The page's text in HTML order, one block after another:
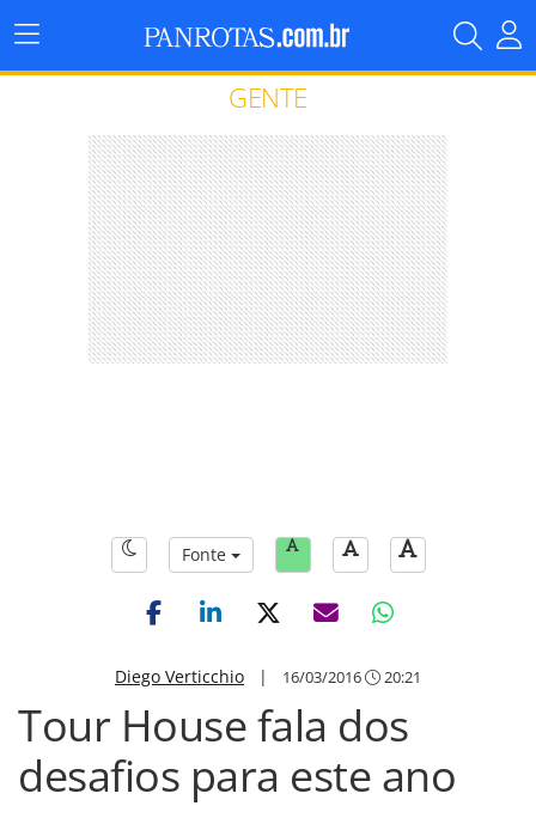
Menu
Principal
GENTE
Fonte
Diego Verticchio | 16/03/2016 20:21
Tour House fala dos
desafios para este ano